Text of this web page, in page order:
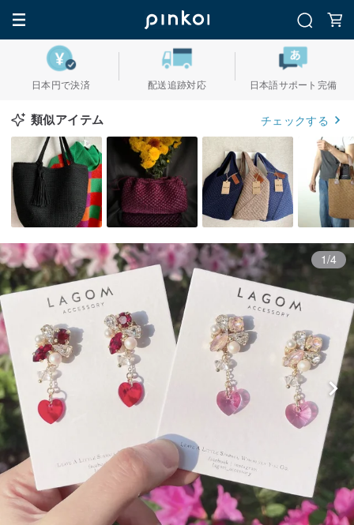
日本円で決済 配送追跡対応 日本語サポート完備
類似アイテム チェックする
1/4